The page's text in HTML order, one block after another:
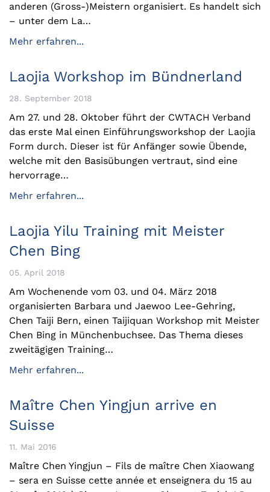
anderen (Gross-)Meistern organisiert. Es handelt sich
– unter dem La…
Mehr erfahren...
Laojia Workshop im Bündnerland
28. September 2018
Am 27. und 28. Oktober führt der CWTACH Verband
das erste Mal einen Einführungsworkshop der Laojia
Form durch. Dieser ist für Anfänger sowie Übende,
welche mit den Basisübungen vertraut, sind eine
hervorrage…
Mehr erfahren...
Laojia Yilu Training mit Meister
Chen Bing
05. April 2018
Am Wochenende vom 03. und 04. März 2018
organisierten Barbara und Jaewoo Lee-Gehring,
Chen Taiji Bern, einen Taijiquan Workshop mit Meister
Chen Bing in Münchenbuchsee. Das Thema dieses
zweitägigen Training…
Mehr erfahren...
Maître Chen Yingjun arrive en
Suisse
11. Mai 2016
Maître Chen Yingjun – Fils de maître Chen Xiaowang
– sera en Suisse cette année et enseignera du 15 au